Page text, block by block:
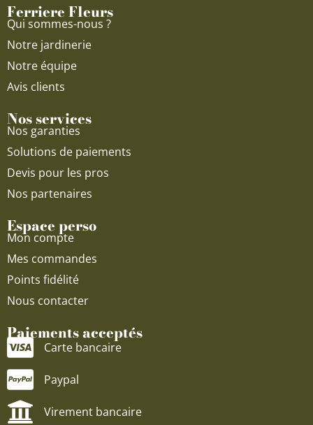
Ferriere Fleurs
Qui sommes-nous ?
Notre jardinerie
Notre équipe
Avis clients
Nos services
Nos garanties
Solutions de paiements
Devis pour les pros
Nos partenaires
Espace perso
Mon compte
Mes commandes
Points fidélité
Nous contacter
Paiements acceptés
Carte bancaire
Paypal
Virement bancaire